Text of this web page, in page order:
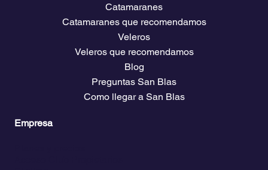
Catamaranes
Catamaranes que recomendamos
Veleros
Veleros que recomendamos
Blog
Preguntas San Blas
Como llegar a San Blas
Empresa